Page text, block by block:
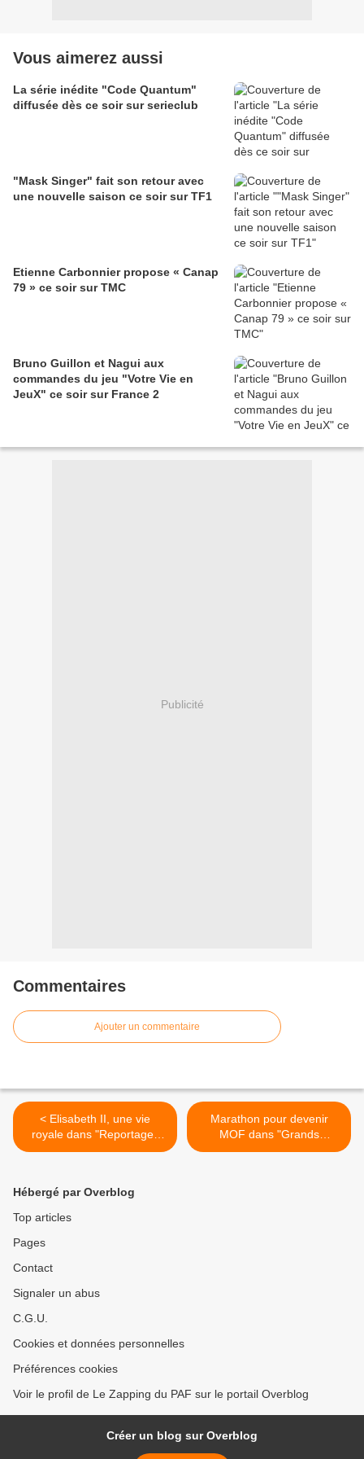
Vous aimerez aussi
La série inédite "Code Quantum"
diffusée dès ce soir sur serieclub
"Mask Singer" fait son retour avec
une nouvelle saison ce soir sur TF1
Etienne Carbonnier propose « Canap
79 » ce soir sur TMC
Bruno Guillon et Nagui aux
commandes du jeu "Votre Vie en
JeuX" ce soir sur France 2
Publicité
Commentaires
Ajouter un commentaire
< Elisabeth II, une vie
royale dans "Reportages
Découverte" sur TF1
Marathon pour devenir
MOF dans "Grands
Reportages" sur TF1 >
Hébergé par Overblog
Top articles
Pages
Contact
Signaler un abus
C.G.U.
Cookies et données personnelles
Préférences cookies
Voir le profil de Le Zapping du PAF sur le portail Overblog
Créer un blog sur Overblog